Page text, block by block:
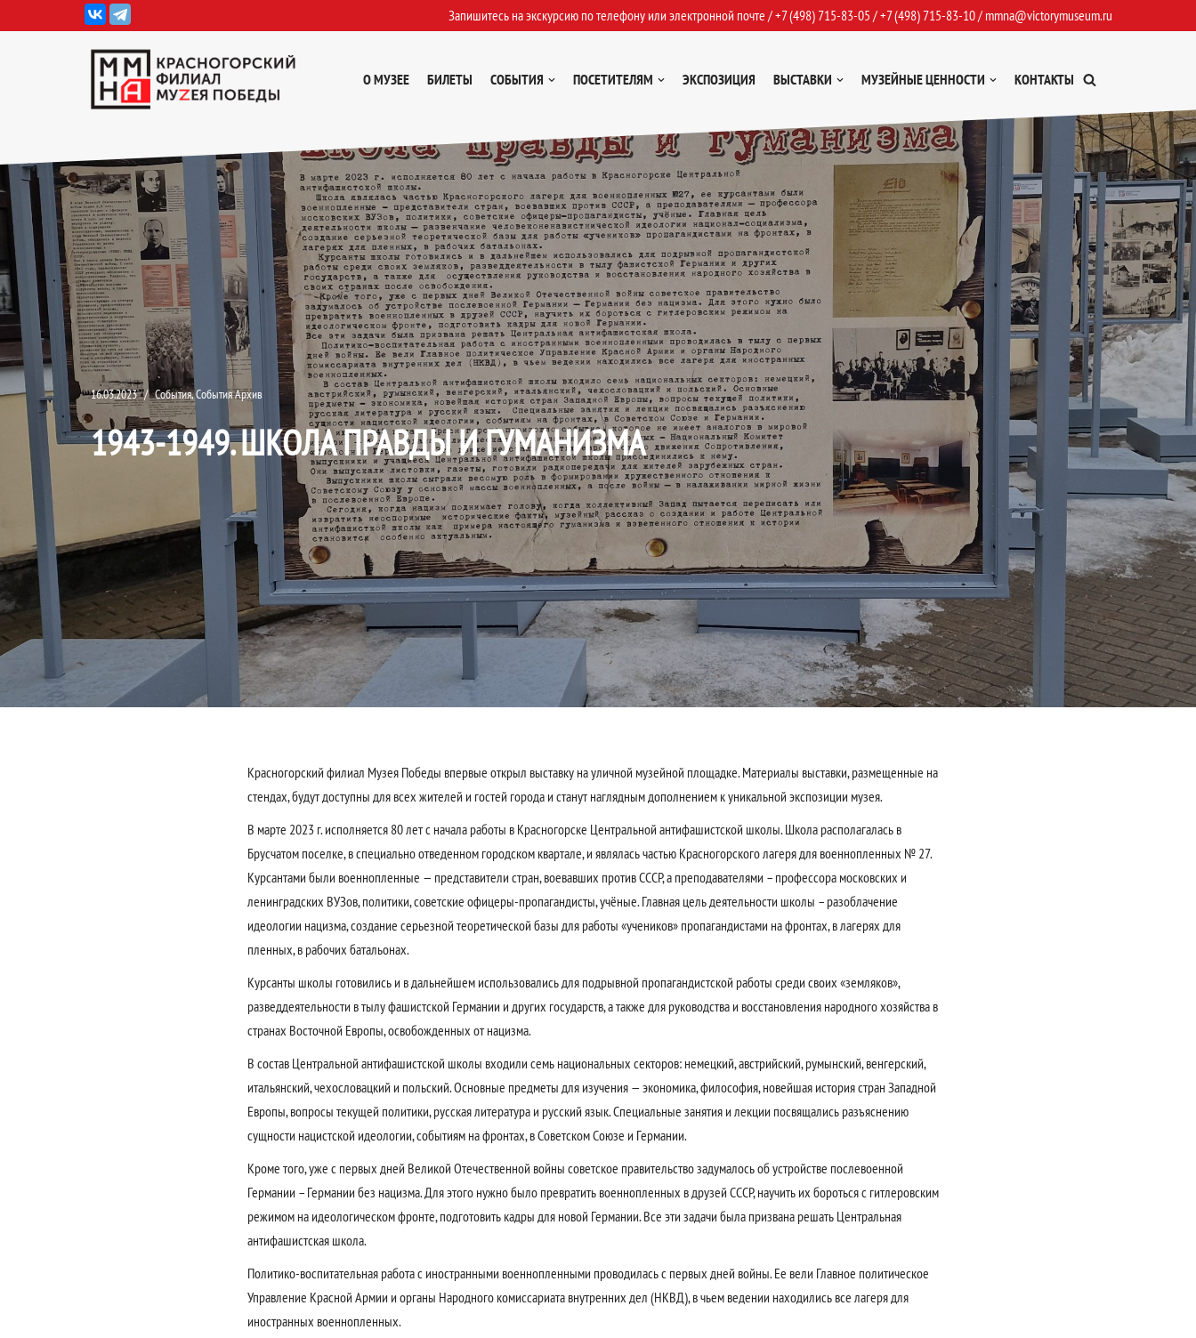
Запишитесь на экскурсию по телефону или электронной почте /+7 (498) 715-83-05 /+7 (498) 715-83-10/ mmna@victorymuseum.ru
О МУЗЕЕ БИЛЕТЫ СОБЫТИЯ ПОСЕТИТЕЛЯМ ЭКСПОЗИЦИЯ ВЫСТАВКИ МУЗЕЙНЫЕ ЦЕННОСТИ КОНТАКТЫ
16.03.2023 События,События Архив
1943-1949. ШКОЛА ПРАВДЫ И ГУМАНИЗМА
Красногорский филиал Музея Победы впервые открыл выставку на уличной музейной площадке. Материалы выставки, размещенные на
стендах, будут доступны для всех жителей и гостей города и станут наглядным дополнением к уникальной экспозиции музея.
В марте 2023 г. исполняется 80 лет с начала работы в Красногорске Центральной антифашистской школы. Школа располагалась в
Брусчатом поселке, в специально отведенном городском квартале, и являлась частью Красногорского лагеря для военнопленных № 27.
Курсантами были военнопленные — представители стран, воевавших против СССР, а преподавателями – профессора московских и
ленинградских ВУЗов, политики, советские офицеры-пропагандисты, учёные. Главная цель деятельности школы – разоблачение
идеологии нацизма, создание серьезной теоретической базы для работы «учеников» пропагандистами на фронтах, в лагерях для
пленных, в рабочих батальонах.
Курсанты школы готовились и в дальнейшем использовались для подрывной пропагандистской работы среди своих «земляков»,
разведдеятельности в тылу фашистской Германии и других государств, а также для руководства и восстановления народного хозяйства в
странах Восточной Европы, освобожденных от нацизма.
В состав Центральной антифашистской школы входили семь национальных секторов: немецкий, австрийский, румынский, венгерский,
итальянский, чехословацкий и польский. Основные предметы для изучения — экономика, философия, новейшая история стран Западной
Европы, вопросы текущей политики, русская литература и русский язык. Специальные занятия и лекции посвящались разъяснению
сущности нацистской идеологии, событиям на фронтах, в Советском Союзе и Германии.
Кроме того, уже с первых дней Великой Отечественной войны советское правительство задумалось об устройстве послевоенной
Германии – Германии без нацизма. Для этого нужно было превратить военнопленных в друзей СССР, научить их бороться с гитлеровским
режимом на идеологическом фронте, подготовить кадры для новой Германии. Все эти задачи была призвана решать Центральная
антифашистская школа.
Политико-воспитательная работа с иностранными военнопленными проводилась с первых дней войны. Ее вели Главное политическое
Управление Красной Армии и органы Народного комиссариата внутренних дел (НКВД), в чьем ведении находились все лагеря для
иностранных военнопленных.